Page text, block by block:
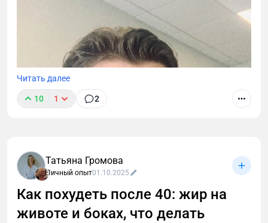
Читать далее
10 1 2
Татьяна Громова
Личный опыт01.10.2025
Как похудеть после 40: жир на
животе и боках, что делать